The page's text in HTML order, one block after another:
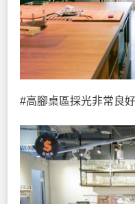
#高腳桌區採光非常良